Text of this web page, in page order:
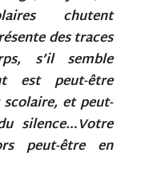
chutent
des traces
s’il semble
est peut-être
et peut-
silence…Votre
peut-être en